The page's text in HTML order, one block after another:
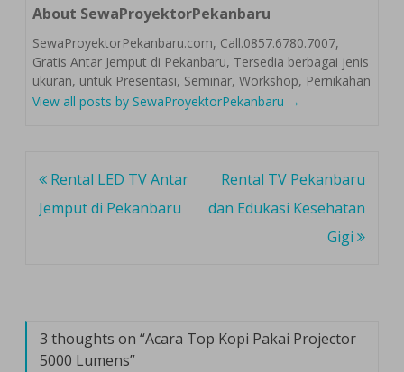
About SewaProyektorPekanbaru
SewaProyektorPekanbaru.com, Call.0857.6780.7007,
Gratis Antar Jemput di Pekanbaru, Tersedia berbagai jenis
ukuran, untuk Presentasi, Seminar, Workshop, Pernikahan
View all posts by SewaProyektorPekanbaru →
Post
navigation
Rental LED TV Antar
Jemput di Pekanbaru
Rental TV Pekanbaru
dan Edukasi Kesehatan
Gigi
3 thoughts on “Acara Top Kopi Pakai Projector
5000 Lumens”